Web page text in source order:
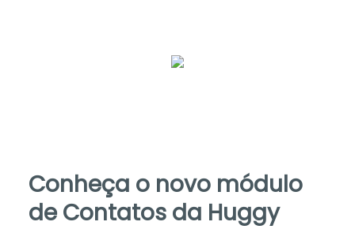
Conheça o novo módulo
de Contatos da Huggy